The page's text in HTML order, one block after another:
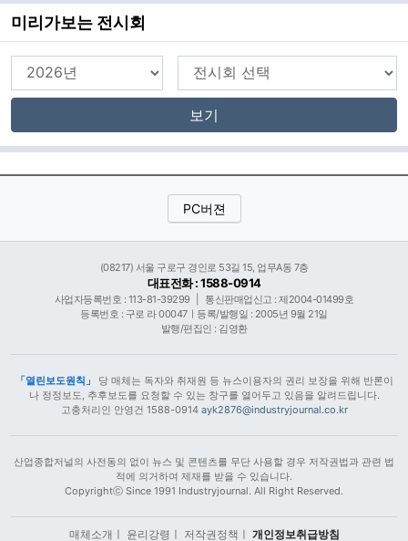
미리가보는 전시회
보기
PC버젼
(08217) 서울 구로구 경인로 53길 15, 업무A동 7층
대표전화 : 1588-0914
사업자등록번호 : 113-81-39299
통신판매업신고 : 제2004-01499호
등록번호 : 구로 라 00047ㅣ등록/발행일 : 2005년 9월 21일
발행/편집인 : 김영환
「열린보도원칙」
당 매체는 독자와 취재원 등 뉴스이용자의 권리 보장을 위해 반론이
나 정정보도, 추후보도를 요청할 수 있는 창구를 열어두고 있음을 알려드립니다.
고충처리인 안영건 1588-0914 ayk2876@industryjournal.co.kr
산업종합저널의 사전동의 없이 뉴스 및 콘텐츠를 무단 사용할 경우 저작권법과 관련 법
적에 의거하여 제재를 받을 수 있습니다.
Copyrightⓒ Since 1991 Industryjournal. All Right Reserved.
매체소개 ㅣ 윤리강령 ㅣ 저작권정책 ㅣ 개인정보취급방침